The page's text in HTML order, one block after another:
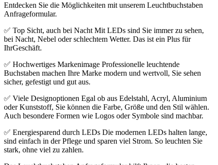
Entdecken Sie die Möglichkeiten mit unserem Leuchtbuchstaben
Anfrageformular.
✅ Top Sicht, auch bei Nacht Mit LEDs sind Sie immer zu sehen,
bei Nacht, Nebel oderschlechtem Wetter. Das ist ein Plus für
IhrGeschäft.
✅ Hochwertiges Markenimage Professionelle leuchtende
Buchstaben machen Ihre Marke modern und wertvoll, Sie sehen
sicher, gefestigt und gut aus.
✅ Viele Designoptionen Egal ob aus Edelstahl, Acryl, Aluminium
oder Kunststoff, Sie können die Farbe, Größe und den Stil wählen.
Auch besondere Formen wie Logos oder Symbole sind machbar.
✅ Energiesparend durch LEDs Die modernen LEDs halten lange,
sind einfach in der Pflege und sparen viel Strom. So leuchten Sie
stark, ohne viel zu zahlen.